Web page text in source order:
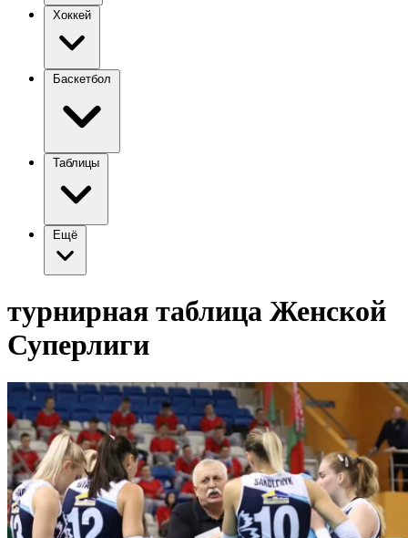
Хоккей
Баскетбол
Таблицы
Ещё
турнирная таблица Женской
Суперлиги